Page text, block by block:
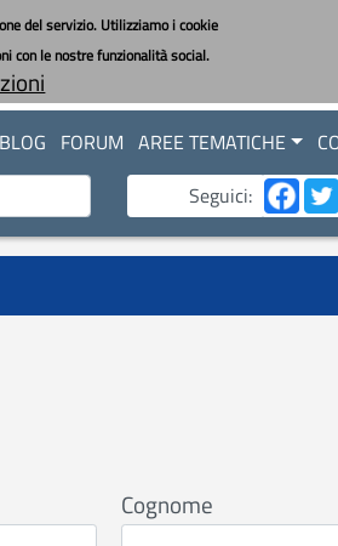
del servizio. Utilizziamo i cookie
con le nostre funzionalità social.
BLOG FORUM AREE TEMATICHE
Seguici:
Cognome